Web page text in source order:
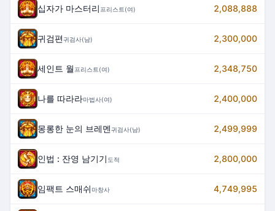
십자가 마스터리 프리스트(여) 2,088,888
귀검편귀검사(남) 2,300,000
세인트 월 프리스트(여) 2,348,750
나를 따라라마법사(여) 2,400,000
몽롱한 눈의 브레멘귀검사(남) 2,499,999
인법 : 잔영 남기기 도적 2,800,000
임팩트 스매쉬 마창사 4,749,995